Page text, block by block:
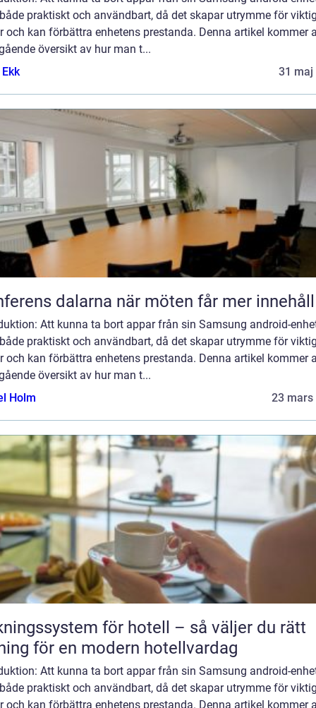
praktiskt och användbart, då det skapar utrymme för
och kan förbättra enhetens prestanda. Denna artikel kommer
översikt av hur man t...
31 maj
Konferens dalarna när möten får mer innehåll
Att kunna ta bort appar från sin Samsung android-
praktiskt och användbart, då det skapar utrymme för
och kan förbättra enhetens prestanda. Denna artikel kommer
översikt av hur man t...
Holm
23 mars
för hotell – så väljer du rätt
för en modern hotellvardag
Att kunna ta bort appar från sin Samsung android-
praktiskt och användbart, då det skapar utrymme för
och kan förbättra enhetens prestanda. Denna artikel kommer